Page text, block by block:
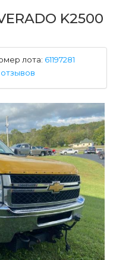
K2500
лота: 61197281